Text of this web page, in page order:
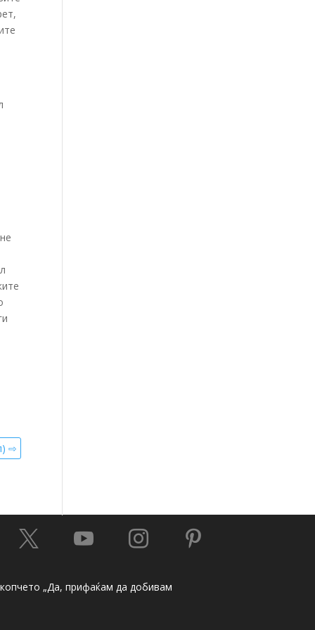
⇨
   
„Да, прифаќам да добивам